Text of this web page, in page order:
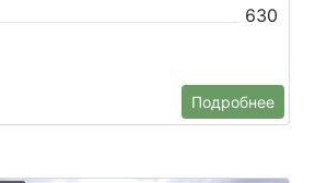
630
Подробнее